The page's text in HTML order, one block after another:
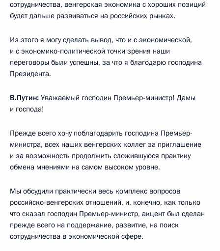
сотрудничества, венгерская экономика с хороших позиций
будет дальше развиваться на российских рынках.
Из этого я могу сделать вывод, что и с экономической,
и с экономико-политической точки зрения наши
переговоры были успешны, за что я благодарю господина
Президента.
В.Путин: Уважаемый господин Премьер-министр! Дамы
и господа!
Прежде всего хочу поблагодарить господина Премьер-
министра, всех наших венгерских коллег за приглашение
и за возможность продолжить сложившуюся практику
обмена мнениями на самом высоком уровне.
Мы обсудили практически весь комплекс вопросов
российско-венгерских отношений, и, конечно, как только
что сказал господин Премьер-министр, акцент был сделан
прежде всего на поддержание, развитие, на поиск
сотрудничества в экономической сфере.